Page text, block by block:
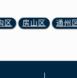
区 房山区 通州